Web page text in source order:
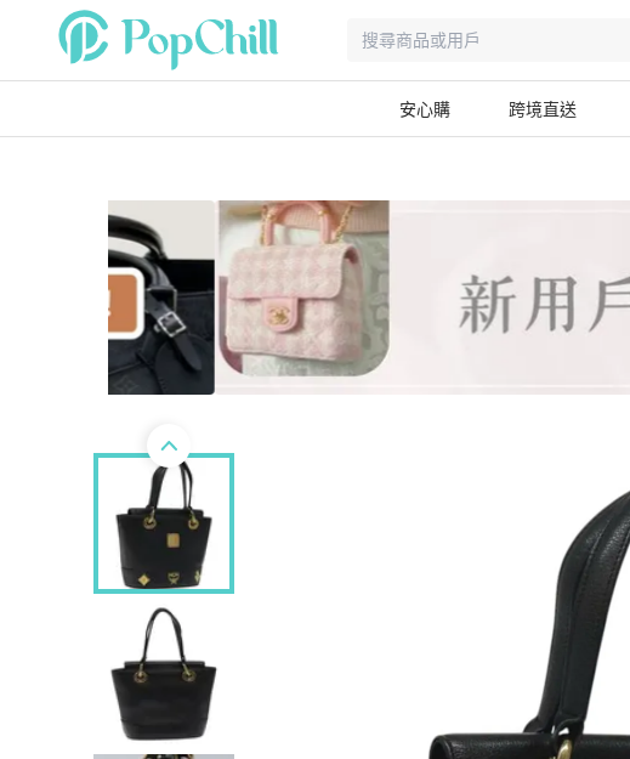
安心購 跨境直送